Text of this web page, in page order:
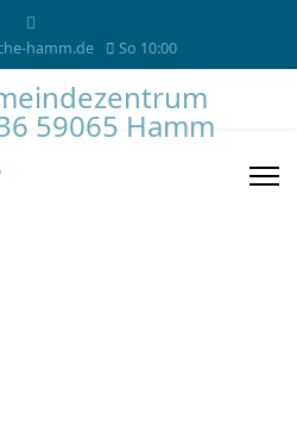
hamm.de So 10:00